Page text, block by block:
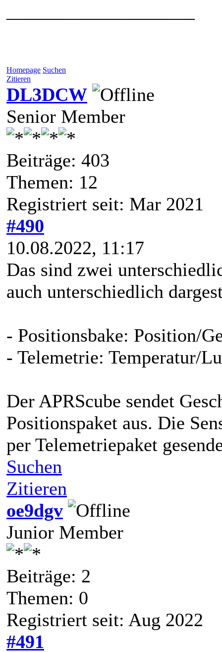
Homepage Suchen
Zitieren
DL3DCW
Senior Member
Beiträge: 403
Themen: 12
Registriert seit: Mar 2021
#490
10.08.2022, 11:17
Das sind zwei
auch unterschiedlich
- Positionsbake: Position/
- Telemetrie: Temperatur/
Der APRScube sendet
Positionspaket aus. Die
per Telemetriepaket
Suchen
Zitieren
oe9dgv
Junior Member
Beiträge: 2
Themen: 0
Registriert seit: Aug 2022
#491